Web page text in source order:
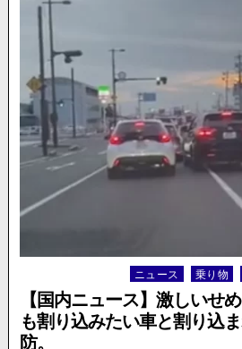
開
危
険
運
転
故
意
急
ブ
レ
を
踏
ま
れ
た
Posted
in
ニュース 乗り物
【国内ニュース】激しいせ
も割り込みたい車と割り込
防。